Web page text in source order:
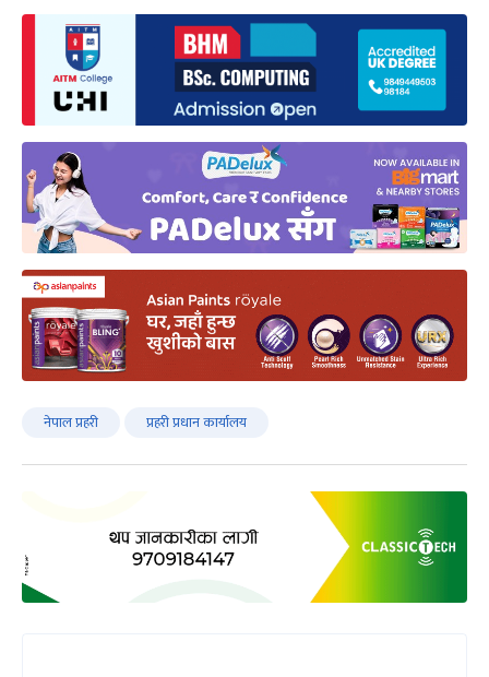
नेपाल प्रहरी प्रहरी प्रधान कार्यालय